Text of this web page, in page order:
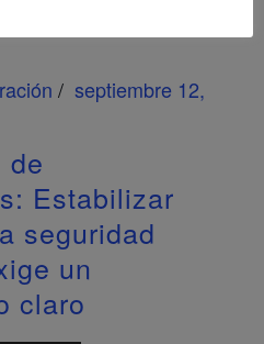
septiembre 12,
de
Estabilizar
seguridad
un
claro